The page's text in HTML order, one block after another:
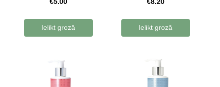
Ielikt grozā Ielikt grozā